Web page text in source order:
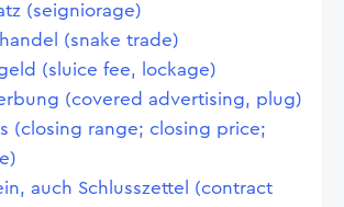
(seigniorage)
(snake trade)
(sluice fee, lockage)
(covered advertising, plug)
(closing range; closing price;
auch Schlusszettel (contract